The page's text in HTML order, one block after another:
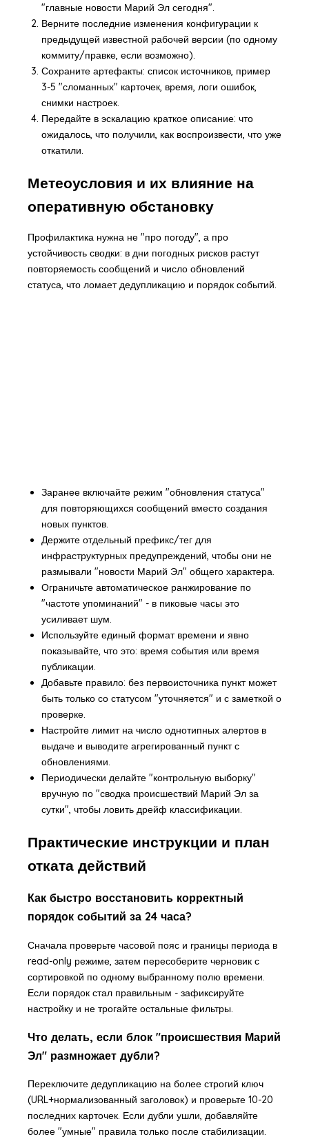
"главные новости Марий Эл сегодня".
Верните последние изменения конфигурации к
предыдущей известной рабочей версии (по одному
коммиту/правке, если возможно).
Сохраните артефакты: список источников, пример
3-5 "сломанных" карточек, время, логи ошибок,
снимки настроек.
Передайте в эскалацию краткое описание: что
ожидалось, что получили, как воспроизвести, что уже
откатили.
Метеоусловия и их влияние на
оперативную обстановку
Профилактика нужна не "про погоду", а про
устойчивость сводки: в дни погодных рисков растут
повторяемость сообщений и число обновлений
статуса, что ломает дедупликацию и порядок событий.
Заранее включайте режим "обновления статуса"
для повторяющихся сообщений вместо создания
новых пунктов.
Держите отдельный префикс/тег для
инфраструктурных предупреждений, чтобы они не
размывали "новости Марий Эл" общего характера.
Ограничьте автоматическое ранжирование по
"частоте упоминаний" - в пиковые часы это
усиливает шум.
Используйте единый формат времени и явно
показывайте, что это: время события или время
публикации.
Добавьте правило: без первоисточника пункт может
быть только со статусом "уточняется" и с заметкой о
проверке.
Настройте лимит на число однотипных алертов в
выдаче и выводите агрегированный пункт с
обновлениями.
Периодически делайте "контрольную выборку"
вручную по "сводка происшествий Марий Эл за
сутки", чтобы ловить дрейф классификации.
Практические инструкции и план
отката действий
Как быстро восстановить корректный
порядок событий за 24 часа?
Сначала проверьте часовой пояс и границы периода в
read-only режиме, затем пересоберите черновик с
сортировкой по одному выбранному полю времени.
Если порядок стал правильным - зафиксируйте
настройку и не трогайте остальные фильтры.
Что делать, если блок "происшествия Марий
Эл" размножает дубли?
Переключите дедупликацию на более строгий ключ
(URL+нормализованный заголовок) и проверьте 10-20
последних карточек. Если дубли ушли, добавляйте
более "умные" правила только после стабилизации.